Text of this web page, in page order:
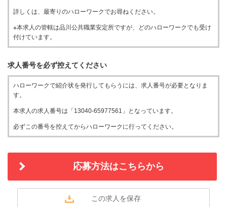
詳しくは、最寄りのハローワークでお尋ねください。
※本求人の管轄は品川公共職業安定所ですが、どのハローワークでも受け
付けています。
求人番号を必ず控えてください
ハローワークで紹介状を発行してもらうには、求人番号が必要となりま
す。
本求人の求人番号は「13040-65977561」となっています。
必ずこの番号を控えてからハローワークに行ってください。
応募方法はこちらから